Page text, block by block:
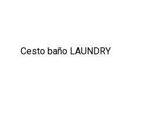
Cesto baño LAUNDRY